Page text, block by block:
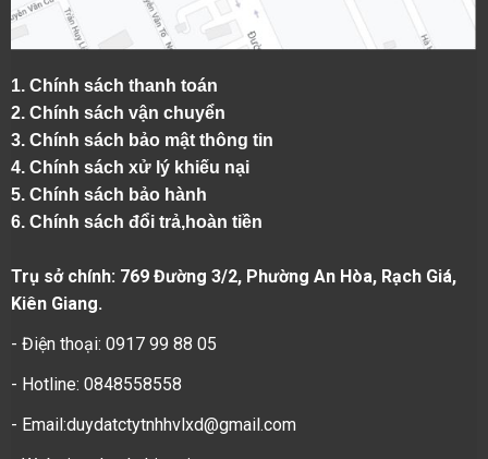
1. Chính sách thanh toán
2. Chính sách vận chuyển
3. Chính sách bảo mật thông tin
4. Chính sách xử lý khiếu nại
5. Chính sách bảo hành
6. Chính sách đổi trả,hoàn tiền
Trụ sở chính: 769 Đường 3/2, Phường An Hòa, Rạch Giá,
Kiên Giang.
- Điện thoại: 0917 99 88 05
- Hotline: 0848558558
- Email:duydatctytnhhvlxd@gmail.com